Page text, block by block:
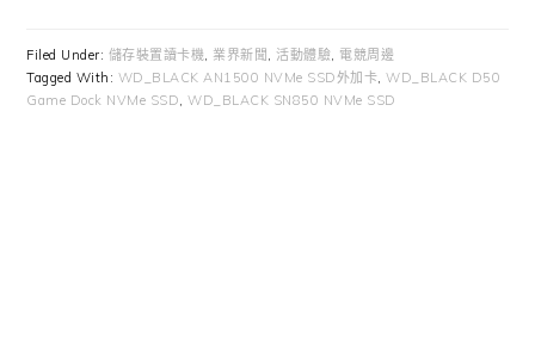
Filed Under: 儲存裝置讀卡機, 業界新聞 ,活動體驗, 電競周邊
Tagged With: WD_BLACK AN1500 NVMe SSD外加卡,WD_BLACK D50
Game Dock NVMe SSD,WD_BLACK SN850 NVMe SSD